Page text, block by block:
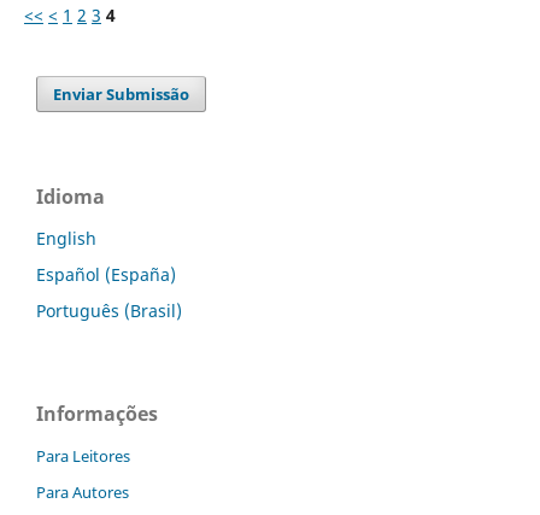
<< < 1 2 3 4
Enviar Submissão
Idioma
English
Español (España)
Português (Brasil)
Informações
Para Leitores
Para Autores